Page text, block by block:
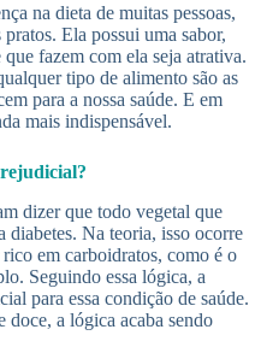
na dieta de muitas pessoas,
Ela possui uma sabor,
fazem com ela seja atrativa.
tipo de alimento são as
para a nossa saúde. E em
mais indispensável.
dizer que todo vegetal que
diabetes. Na teoria, isso ocorre
em carboidratos, como é o
Seguindo essa lógica, a
para essa condição de saúde.
a lógica acaba sendo